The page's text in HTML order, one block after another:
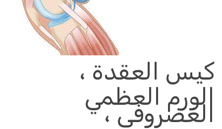
كيس العقدة ،
الورم العظمي
الغضروفي ،